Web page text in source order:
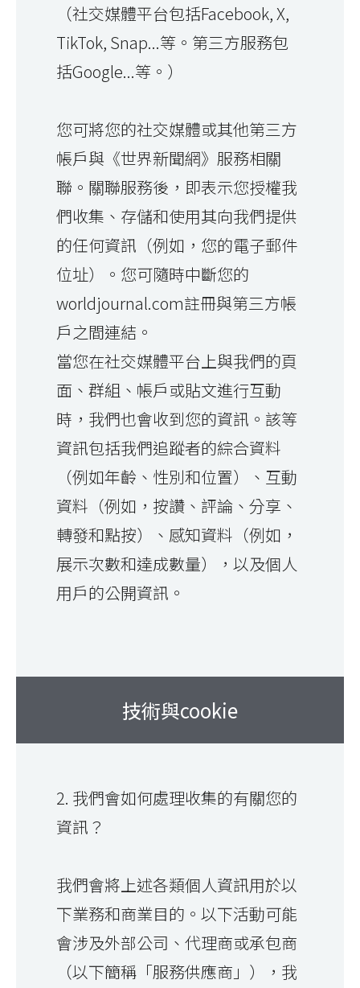
（社交媒體平台包括Facebook, X,
TikTok, Snap...等。第三方服務包
括Google...等。）
您可將您的社交媒體或其他第三方
帳戶與《世界新聞網》服務相關
聯。關聯服務後，即表示您授權我
們收集、存儲和使用其向我們提供
的任何資訊（例如，您的電子郵件
位址）。您可隨時中斷您的
worldjournal.com註冊與第三方帳
戶之間連結。
當您在社交媒體平台上與我們的頁
面、群組、帳戶或貼文進行互動
時，我們也會收到您的資訊。該等
資訊包括我們追蹤者的綜合資料
（例如年齡、性別和位置）、互動
資料（例如，按讚、評論、分享、
轉發和點按）、感知資料（例如，
展示次數和達成數量），以及個人
用戶的公開資訊。
技術與cookie
2. 我們會如何處理收集的有關您的
資訊？
我們會將上述各類個人資訊用於以
下業務和商業目的。以下活動可能
會涉及外部公司、代理商或承包商
（以下簡稱「服務供應商」），我